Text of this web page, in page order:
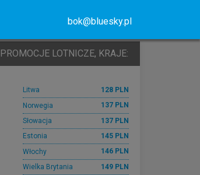
bok@bluesky.pl
PROMOCJE LOTNICZE, KRAJE:
Litwa
128 PLN
Norwegia
137 PLN
Słowacja
137 PLN
Estonia
145 PLN
Włochy
146 PLN
Wielka Brytania
149 PLN